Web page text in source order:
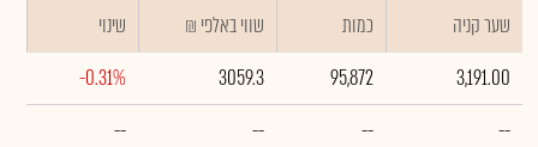
שער קניה כמות ₪ שווי באלפי
שינוי
3,191.00
95,872
3059.3
-0.31%
--
--
--
--